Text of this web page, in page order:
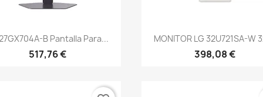
Vista rápida
B Pantalla Para...
517,76 €
Vista rápida
MONITOR LG 32U721SA-W
398,08 €